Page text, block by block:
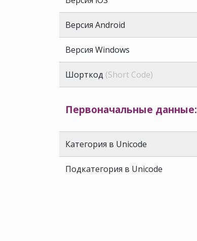
Версия Android
Версия Windows
Шорткод (Short Code)
Первоначальные данные:
Категория в Unicode
Подкатегория в Unicode